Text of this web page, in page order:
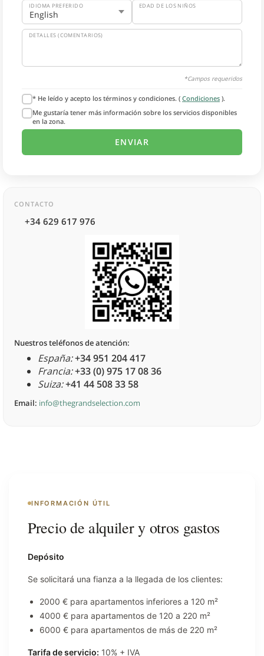
IDIOMA PREFERIDO EDAD DE LOS NIÑOS
DETALLES (COMENTARIOS)
*Campos requeridos
* He leído y acepto los términos y condiciones. ( Condiciones ).
Me gustaría tener más información sobre los servicios disponibles
en la zona.
CONTACTO
+34 629 617 976
Nuestros teléfonos de atención:
España:+34 951 204 417
Francia:+33 (0) 975 17 08 36
Suiza:+41 44 508 33 58
Email: info@thegrandselection.com
INFORMACIÓN ÚTIL
Precio de alquiler y otros gastos
Depósito
Se solicitará una fianza a la llegada de los clientes:
2000 € para apartamentos inferiores a 120 m²
4000 € para apartamentos de 120 a 220 m²
6000 € para apartamentos de más de 220 m²
Tarifa de servicio: 10% + IVA